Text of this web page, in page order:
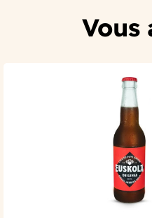
Vous